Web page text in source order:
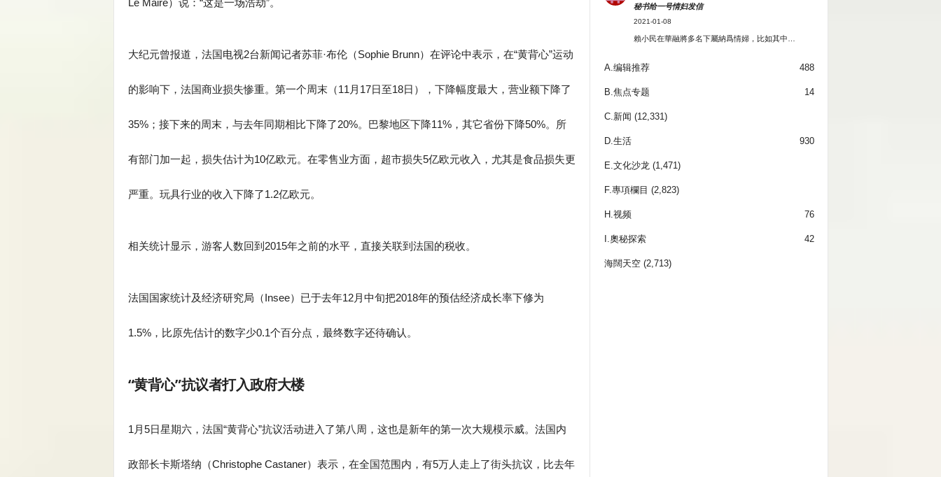
Le Maire）说：“这是一场浩劫”。
大纪元曾报道，法国电视2台新闻记者苏菲·布伦（Sophie Brunn）在评论中表示，在“黄背心”运动
的影响下，法国商业损失惨重。第一个周末（11月17日至18日），下降幅度最大，营业额下降了
35%；接下来的周末，与去年同期相比下降了20%。巴黎地区下降11%，其它省份下降50%。所
有部门加一起，损失估计为10亿欧元。在零售业方面，超市损失5亿欧元收入，尤其是食品损失更
严重。玩具行业的收入下降了1.2亿欧元。
相关统计显示，游客人数回到2015年之前的水平，直接关联到法国的税收。
法国国家统计及经济研究局（Insee）已于去年12月中旬把2018年的预估经济成长率下修为
1.5%，比原先估计的数字少0.1个百分点，最终数字还待确认。
“黄背心”抗议者打入政府大楼
1月5日星期六，法国“黄背心”抗议活动进入了第八周，这也是新年的第一次大规模示威。法国内
政部长卡斯塔纳（Christophe Castaner）表示，在全国范围内，有5万人走上了街头抗议，比去年
秘书给一号情妇发信
2021-01-08
賴小民在華融將多名下屬納爲情婦，比如其中…
A.编辑推荐 488
B.焦点专题 14
C.新闻 (12,331)
D.生活 930
E.文化沙龙 (1,471)
F.專項欄目 (2,823)
H.视频 76
I.奧秘探索 42
海闊天空(2,713)